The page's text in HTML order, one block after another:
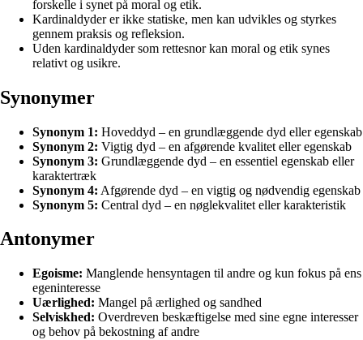
forskelle i synet på moral og etik.
Kardinaldyder er ikke statiske, men kan udvikles og styrkes
gennem praksis og refleksion.
Uden kardinaldyder som rettesnor kan moral og etik synes
relativt og usikre.
Synonymer
Synonym 1: Hoveddyd – en grundlæggende dyd eller egenskab
Synonym 2: Vigtig dyd – en afgørende kvalitet eller egenskab
Synonym 3: Grundlæggende dyd – en essentiel egenskab eller
karaktertræk
Synonym 4: Afgørende dyd – en vigtig og nødvendig egenskab
Synonym 5: Central dyd – en nøglekvalitet eller karakteristik
Antonymer
Egoisme: Manglende hensyntagen til andre og kun fokus på ens
egeninteresse
Uærlighed: Mangel på ærlighed og sandhed
Selviskhed: Overdreven beskæftigelse med sine egne interesser
og behov på bekostning af andre